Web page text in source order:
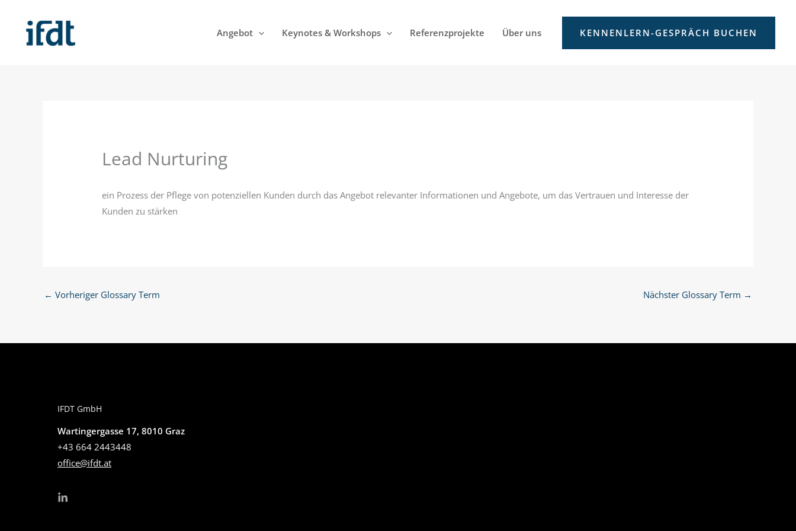
springen
Angebot Keynotes & Workshops Referenzprojekte Über uns KENNENLERN-GESPRÄCH BUCHEN
Lead Nurturing
ein Prozess der Pflege von potenziellen Kunden durch das Angebot relevanter Informationen und Angebote, um das Vertrauen und Interesse der
Kunden zu stärken
← Vorheriger Glossary Term Nächster Glossary Term →
IFDT GmbH
Wartingergasse 17, 8010 Graz
+43 664 2443448
office@ifdt.at